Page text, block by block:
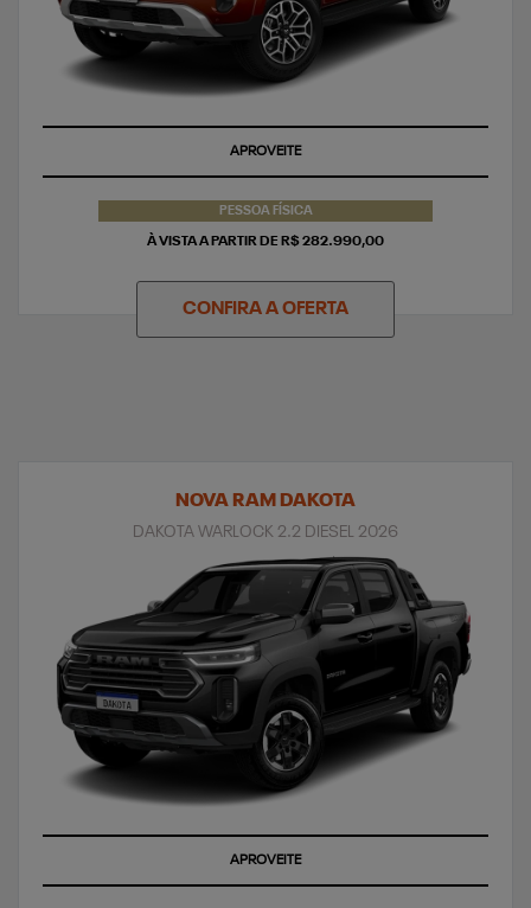
APROVEITE
PESSOA FÍSICA
À VISTA A PARTIR DE R$ 282.990,00
CONFIRA A OFERTA
NOVA RAM DAKOTA
DAKOTA WARLOCK 2.2 DIESEL 2026
APROVEITE